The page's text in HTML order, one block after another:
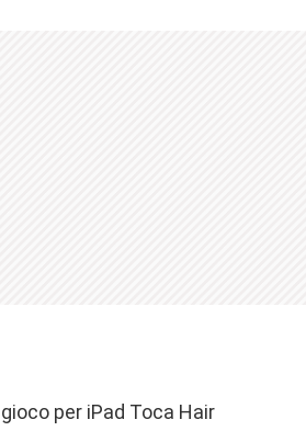
per iPad Toca Hair